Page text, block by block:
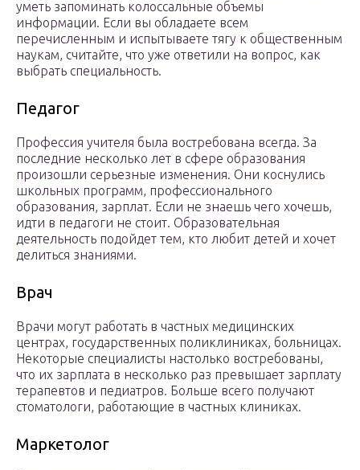
уметь запоминать колоссальные объемы
информации. Если вы обладаете всем
перечисленным и испытываете тягу к общественным
наукам, считайте, что уже ответили на вопрос, как
выбрать специальность.
Педагог
Профессия учителя была востребована всегда. За
последние несколько лет в сфере образования
произошли серьезные изменения. Они коснулись
школьных программ, профессионального
образования, зарплат. Если не знаешь чего хочешь,
идти в педагоги не стоит. Образовательная
деятельность подойдет тем, кто любит детей и хочет
делиться знаниями.
Врач
Врачи могут работать в частных медицинских
центрах, государственных поликлиниках, больницах.
Некоторые специалисты настолько востребованы,
что их зарплата в несколько раз превышает зарплату
терапевтов и педиатров. Больше всего получают
стоматологи, работающие в частных клиниках.
Маркетолог